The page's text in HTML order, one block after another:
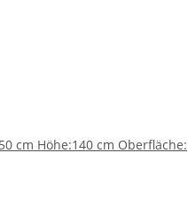
cm Höhe:140 cm Oberfläche: